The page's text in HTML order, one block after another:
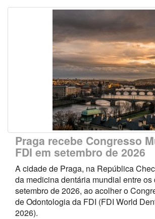
Praga recebe Congresso
FDI em setembro de 2026
A cidade de Praga, na República
da medicina dentária mundial entre os
setembro de 2026, ao acolher o
de Odontologia da FDI (FDI World
2026).